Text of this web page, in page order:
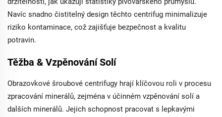
Navíc snadno čistitelný design těchto centrifug minimalizuje
riziko kontaminace, což zajišťuje bezpečnost a kvalitu
potravin.
Těžba & Vzpěnování Solí
Obrazovkové šroubové centrifugy hrají klíčovou roli v procesu
zpracování minerálů, zejména v účinném vzpěnování solí a
dalších minerálů. Jejich schopnost pracovat s lepkavými